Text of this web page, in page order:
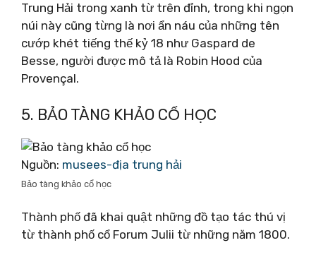
Trung Hải trong xanh từ trên đỉnh, trong khi ngọn
núi này cũng từng là nơi ẩn náu của những tên
cướp khét tiếng thế kỷ 18 như Gaspard de
Besse, người được mô tả là Robin Hood của
Provençal.
5. BẢO TÀNG KHẢO CỔ HỌC
Nguồn: musees-địa trung hải
Bảo tàng khảo cổ học
Thành phố đã khai quật những đồ tạo tác thú vị
từ thành phố cổ Forum Julii từ những năm 1800.